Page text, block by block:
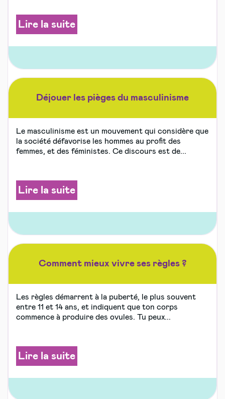
Lire la suite
Déjouer les pièges du masculinisme
Le masculinisme est un mouvement qui considère que
la société défavorise les hommes au profit des
femmes, et des féministes. Ce discours est de...
Lire la suite
Comment mieux vivre ses règles ?
Les règles démarrent à la puberté, le plus souvent
entre 11 et 14 ans, et indiquent que ton corps
commence à produire des ovules. Tu peux...
Lire la suite